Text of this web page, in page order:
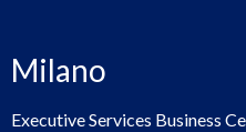
Milano
Executive Services Business